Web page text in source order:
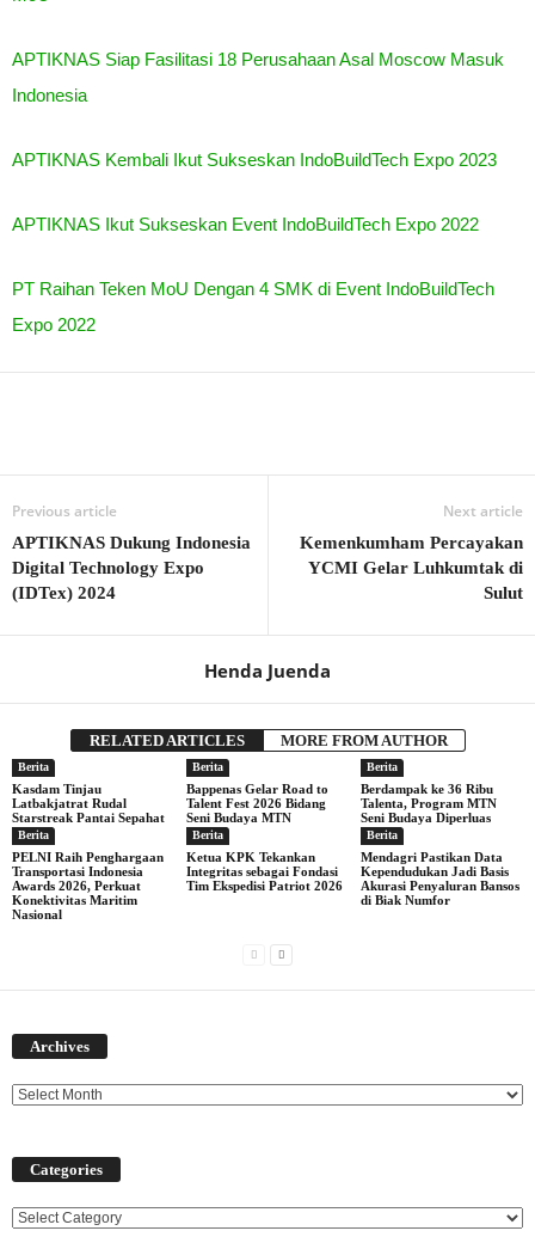
APTIKNAS Siap Fasilitasi 18 Perusahaan Asal Moscow Masuk
Indonesia
APTIKNAS Kembali Ikut Sukseskan IndoBuildTech Expo 2023
APTIKNAS Ikut Sukseskan Event IndoBuildTech Expo 2022
PT Raihan Teken MoU Dengan 4 SMK di Event IndoBuildTech
Expo 2022
Previous article
APTIKNAS Dukung Indonesia
Digital Technology Expo
(IDTex) 2024
Next article
Kemenkumham Percayakan
YCMI Gelar Luhkumtak di
Sulut
Henda Juenda
RELATED ARTICLES MORE FROM AUTHOR
Berita
Kasdam Tinjau
Latbakjatrat Rudal
Starstreak Pantai Sepahat
Berita
Bappenas Gelar Road to
Talent Fest 2026 Bidang
Seni Budaya MTN
Berita
Berdampak ke 36 Ribu
Talenta, Program MTN
Seni Budaya Diperluas
Berita
PELNI Raih Penghargaan
Transportasi Indonesia
Awards 2026, Perkuat
Konektivitas Maritim
Nasional
Berita
Ketua KPK Tekankan
Integritas sebagai Fondasi
Tim Ekspedisi Patriot 2026
Berita
Mendagri Pastikan Data
Kependudukan Jadi Basis
Akurasi Penyaluran Bansos
di Biak Numfor
Archives
Categories
Categories